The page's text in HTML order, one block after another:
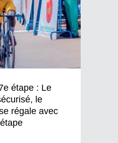
étape : Le
le
régale avec